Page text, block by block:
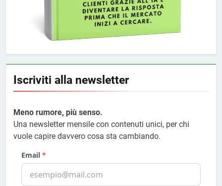
Iscriviti alla newsletter
Meno rumore, più senso.
Una newsletter mensile con contenuti unici, per chi
vuole capire davvero cosa sta cambiando.